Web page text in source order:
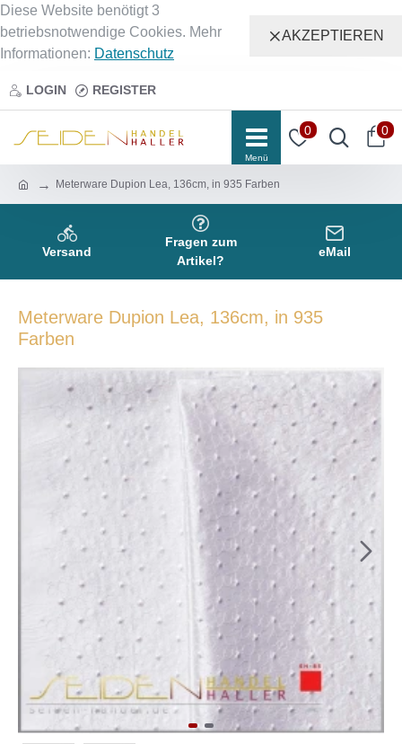
Diese Website benötigt 3
betriebsnotwendige Cookies. Mehr
Informationen: Datenschutz
AKZEPTIEREN
LOGIN REGISTER
0 0
Meterware Dupion Lea, 136cm, in 935 Farben
Versand
Fragen zum
Artikel?
eMail
Meterware Dupion Lea, 136cm, in 935
Farben